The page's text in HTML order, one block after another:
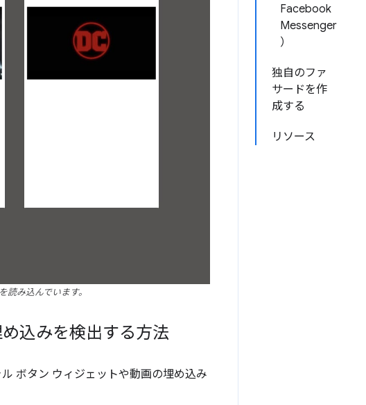
Facebook
Messenger
）
独自のファ
サードを作
成する
リソース
読み込んでいます。
込みを検出する方法
ボタン ウィジェットや動画の埋め込み